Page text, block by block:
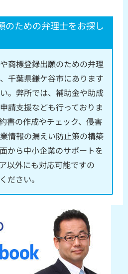
のための弁理士をお探し
商標登録出願のための弁理
千葉県鎌ケ谷市にあります
。弊所では、補助金や助成
請支援なども行っておりま
書の作成やチェック、侵害
情報の漏えい防止策の構築
から中小企業のサポートを
以外にも対応可能ですの
ださい。